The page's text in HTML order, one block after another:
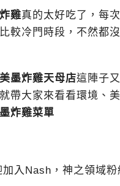
雞真的太好吃了，每
較冷門時段，不然都
墨炸雞天母店這陣子
帶大家來看看環境、
炸雞菜單
入Nash，神之領域粉